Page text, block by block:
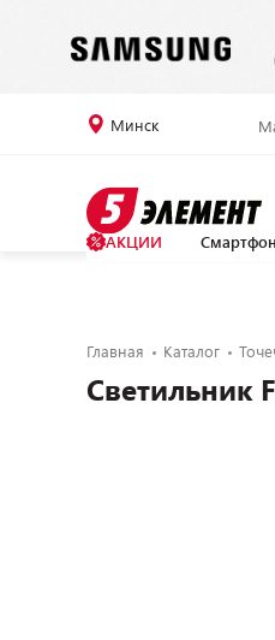
Минск
АКЦИИ
Главная Каталог
Светильник